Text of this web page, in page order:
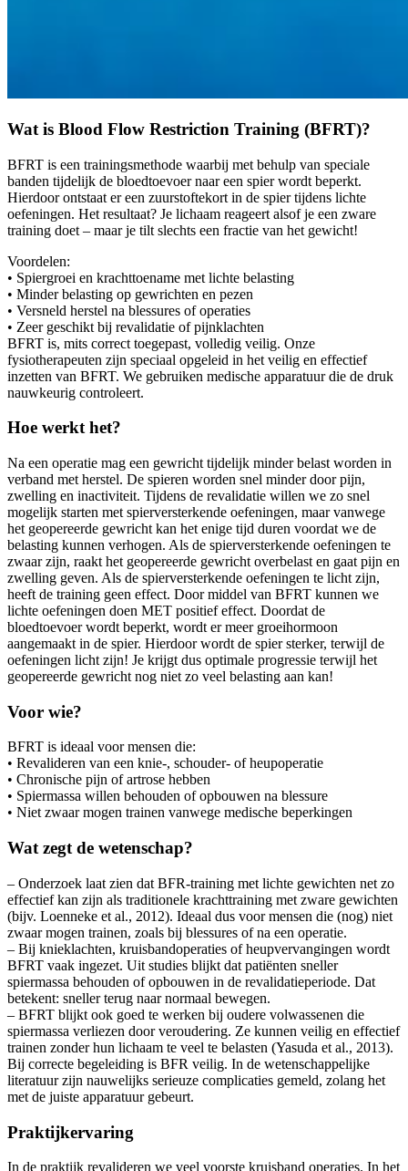
Wat is Blood Flow Restriction Training (BFRT)?
BFRT is een trainingsmethode waarbij met behulp van speciale
banden tijdelijk de bloedtoevoer naar een spier wordt beperkt.
Hierdoor ontstaat er een zuurstoftekort in de spier tijdens lichte
oefeningen. Het resultaat? Je lichaam reageert alsof je een zware
training doet – maar je tilt slechts een fractie van het gewicht!
Voordelen:
• Spiergroei en krachttoename met lichte belasting
• Minder belasting op gewrichten en pezen
• Versneld herstel na blessures of operaties
• Zeer geschikt bij revalidatie of pijnklachten
BFRT is, mits correct toegepast, volledig veilig. Onze
fysiotherapeuten zijn speciaal opgeleid in het veilig en effectief
inzetten van BFRT. We gebruiken medische apparatuur die de druk
nauwkeurig controleert.
Hoe werkt het?
Na een operatie mag een gewricht tijdelijk minder belast worden in
verband met herstel. De spieren worden snel minder door pijn,
zwelling en inactiviteit. Tijdens de revalidatie willen we zo snel
mogelijk starten met spierversterkende oefeningen, maar vanwege
het geopereerde gewricht kan het enige tijd duren voordat we de
belasting kunnen verhogen. Als de spierversterkende oefeningen te
zwaar zijn, raakt het geopereerde gewricht overbelast en gaat pijn en
zwelling geven. Als de spierversterkende oefeningen te licht zijn,
heeft de training geen effect. Door middel van BFRT kunnen we
lichte oefeningen doen MET positief effect. Doordat de
bloedtoevoer wordt beperkt, wordt er meer groeihormoon
aangemaakt in de spier. Hierdoor wordt de spier sterker, terwijl de
oefeningen licht zijn! Je krijgt dus optimale progressie terwijl het
geopereerde gewricht nog niet zo veel belasting aan kan!
Voor wie?
BFRT is ideaal voor mensen die:
• Revalideren van een knie-, schouder- of heupoperatie
• Chronische pijn of artrose hebben
• Spiermassa willen behouden of opbouwen na blessure
• Niet zwaar mogen trainen vanwege medische beperkingen
Wat zegt de wetenschap?
– Onderzoek laat zien dat BFR-training met lichte gewichten net zo
effectief kan zijn als traditionele krachttraining met zware gewichten
(bijv. Loenneke et al., 2012). Ideaal dus voor mensen die (nog) niet
zwaar mogen trainen, zoals bij blessures of na een operatie.
– Bij knieklachten, kruisbandoperaties of heupvervangingen wordt
BFRT vaak ingezet. Uit studies blijkt dat patiënten sneller
spiermassa behouden of opbouwen in de revalidatieperiode. Dat
betekent: sneller terug naar normaal bewegen.
– BFRT blijkt ook goed te werken bij oudere volwassenen die
spiermassa verliezen door veroudering. Ze kunnen veilig en effectief
trainen zonder hun lichaam te veel te belasten (Yasuda et al., 2013).
Bij correcte begeleiding is BFR veilig. In de wetenschappelijke
literatuur zijn nauwelijks serieuze complicaties gemeld, zolang het
met de juiste apparatuur gebeurt.
Praktijkervaring
In de praktijk revalideren we veel voorste kruisband operaties. In het